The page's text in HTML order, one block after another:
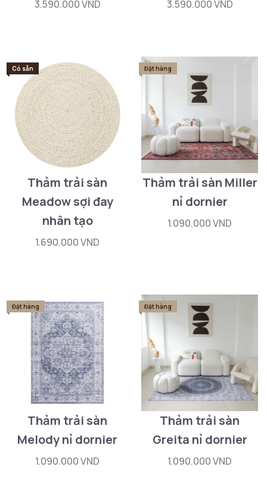
3.590.000 VND 3.590.000 VND
Có sẵn
Thảm trải sàn
Meadow sợi đay
nhân tạo
1.690.000 VND
Đặt hàng
Thảm trải sàn Miller
nỉ dornier
1.090.000 VND
Đặt hàng
Thảm trải sàn
Melody nỉ dornier
1.090.000 VND
Đặt hàng
Thảm trải sàn
Greita nỉ dornier
1.090.000 VND